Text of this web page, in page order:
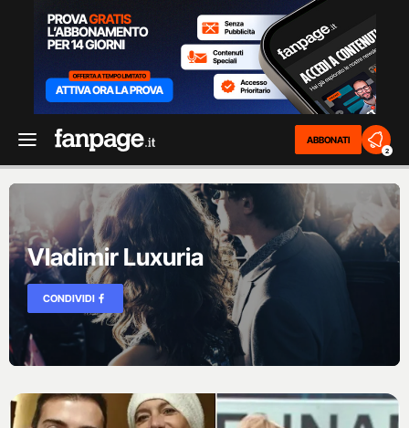
ABBONATI
2
Vladimir Luxuria
CONDIVIDI